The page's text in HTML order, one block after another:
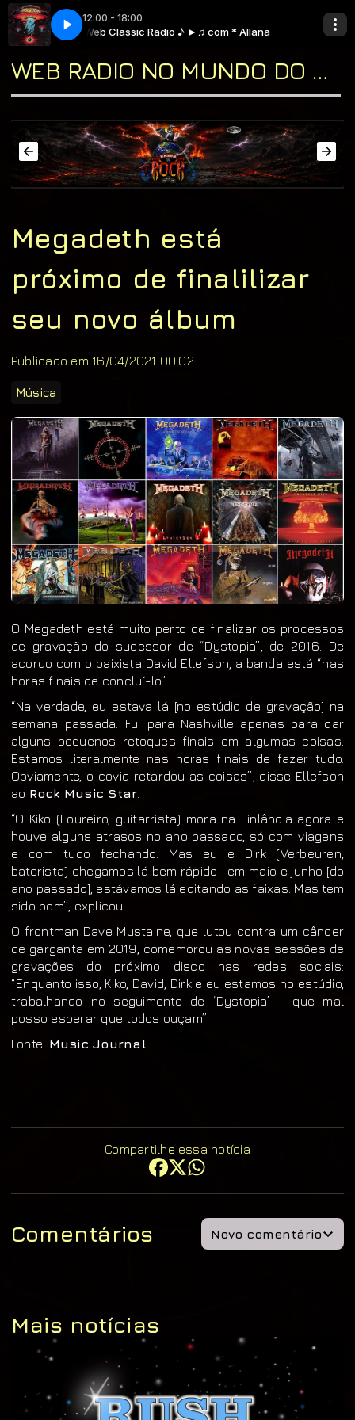
12:00 - 18:00
Allana Web Classic Radio ♪ ►♫ com * Allana
Boston - More Than A Feeling
LANE " Rock 'n' Road ♫♫ com " PENNY LANE "
WEB RADIO NO MUNDO DO ROCK "A CASA DO CLASSIC ROCK & DO BLUES"
Megadeth está
próximo de finalilizar
seu novo álbum
Publicado em 16/04/2021 00:02
Música
O Megadeth está muito perto de finalizar os processos
de gravação do sucessor de “Dystopia”, de 2016. De
acordo com o baixista David Ellefson, a banda está “nas
horas finais de concluí-lo”.
“Na verdade, eu estava lá [no estúdio de gravação] na
semana passada. Fui para Nashville apenas para dar
alguns pequenos retoques finais em algumas coisas.
Estamos literalmente nas horas finais de fazer tudo.
Obviamente, o covid retardou as coisas”, disse Ellefson
ao Rock Music Star
“O Kiko (Loureiro, guitarrista) mora na Finlândia agora e
houve alguns atrasos no ano passado, só com viagens
e com tudo fechando. Mas eu e Dirk (Verbeuren,
baterista) chegamos lá bem rápido -em maio e junho [do
ano passado], estávamos lá editando as faixas. Mas tem
sido bom”, explicou.
O frontman Dave Mustaine, que lutou contra um câncer
de garganta em 2019, comemorou as novas sessões de
gravações do próximo disco nas redes sociais:
“Enquanto isso, Kiko, David, Dirk e eu estamos no estúdio,
trabalhando no seguimento de ‘Dystopia’ – que mal
posso esperar que todos ouçam”.
Fonte: Music Journal
Compartilhe essa notícia
Comentários Novo comentário
Mais notícias